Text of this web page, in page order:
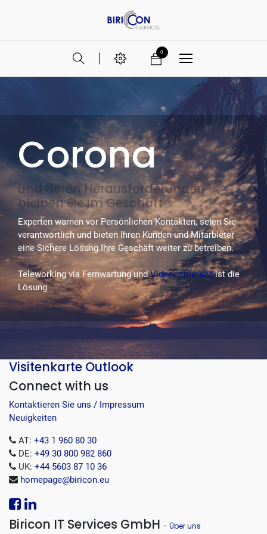
0
Corona
und deren Herausforderungen -
bleiben Sie im Geschäft
Experten warnen vor Persönlichen Kontakten, seien Sie
verantwortlich und bieten Ihren Kunden und Mitarbieter
eine Sichere Lösung Ihre Geschäft weiter zu betreiben.
Teleworking via Fernwartung undVideoconferenzist die
Lösung
Visitenkarte Outlook
Connect with us
Kontaktieren Sie uns / Impressum
Neuigkeiten
AT: +43 1 960 80 30
DE: +49 30 800 982 860
UK: +44 5603 87 10 36
homepage@biricon.eu
Biricon IT Services GmbH - Über uns